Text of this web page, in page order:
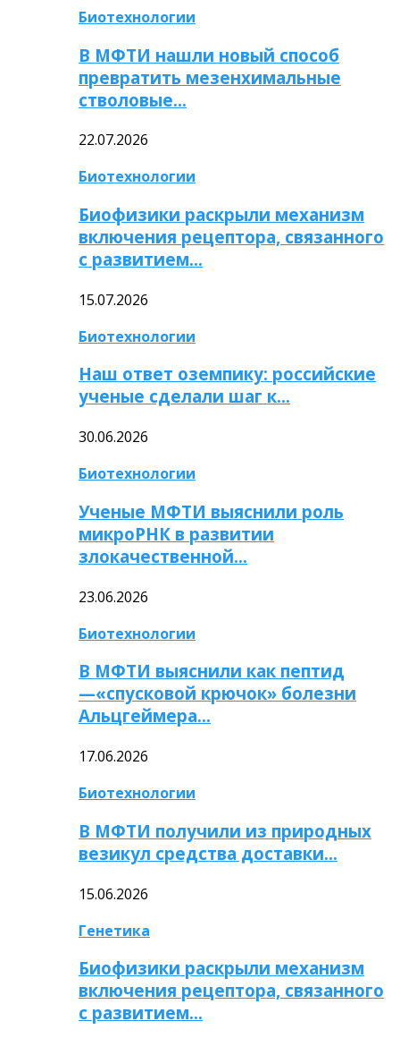
Биотехнологии
В МФТИ нашли новый способ
превратить мезенхимальные
стволовые…
22.07.2026
Биотехнологии
Биофизики раскрыли механизм
включения рецептора, связанного
с развитием…
15.07.2026
Биотехнологии
Наш ответ оземпику: российские
ученые сделали шаг к…
30.06.2026
Биотехнологии
Ученые МФТИ выяснили роль
микроРНК в развитии
злокачественной…
23.06.2026
Биотехнологии
В МФТИ выяснили как пептид
—«спусковой крючок» болезни
Альцгеймера…
17.06.2026
Биотехнологии
В МФТИ получили из природных
везикул средства доставки…
15.06.2026
Генетика
Биофизики раскрыли механизм
включения рецептора, связанного
с развитием…